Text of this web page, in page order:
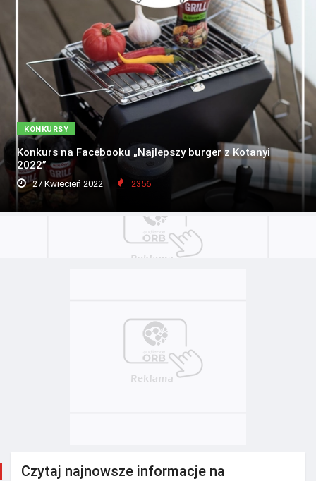
KONKURSY
Konkurs na Facebooku „Najlepszy burger z Kotanyi
2022”
27 Kwiecień 2022 2356
Czytaj najnowsze informacje na